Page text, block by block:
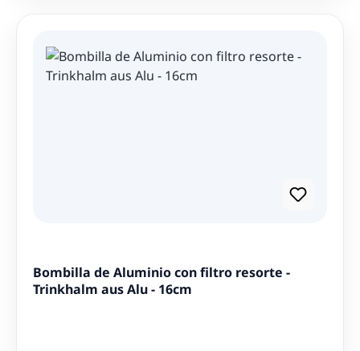
Bombilla de Aluminio con filtro resorte -
Trinkhalm aus Alu - 16cm